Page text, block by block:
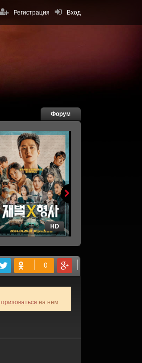
Вход
Регистрация
Форум
HD
на нем.